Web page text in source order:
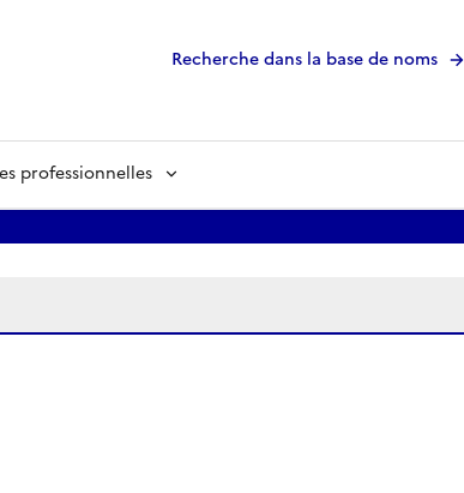
Recherche dans la base de noms
professionnelles